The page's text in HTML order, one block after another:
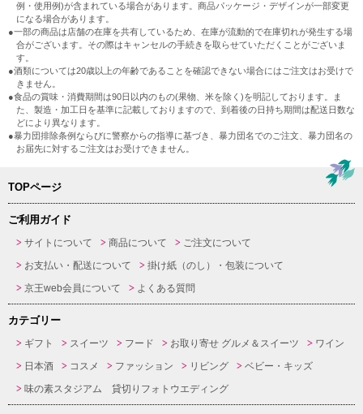
例・使用例)が含まれている場合があります。商品パッケージ・デザインが一部変更
になる場合があります。
●一部の商品は店舗の在庫を共有しているため、在庫が流動的で在庫切れが発生する場
合がございます。その際はキャンセルの手続きを取らせていただくことがございま
す。
●酒類については20歳以上の年齢であることを確認できない場合にはご注文はお受けで
きません。
●食品の賞味・消費期間は90日以内のもの(果物、米を除く)を明記しております。ま
た、製造・加工日を基準に記載しておりますので、到着後の日持ち期間は配送日数な
どにより異なります。
●暴力団排除条例ならびに警察からの指導に基づき、暴力団名でのご注文、暴力団名の
お届先に対するご注文はお受けできません。
TOPページ
ご利用ガイド
サイトについて 商品について
ご注文について
お支払い・配送について
掛け紙（のし）・包装について
京王web会員について
よくある質問
カテゴリー
ギフト スイーツ フード お取り寄せ グルメ＆スイーツ
ワイン
日本酒
コスメ ファッション リビング
ベビー・キッズ
味の素スタジアム 貸切りフォトウエディング